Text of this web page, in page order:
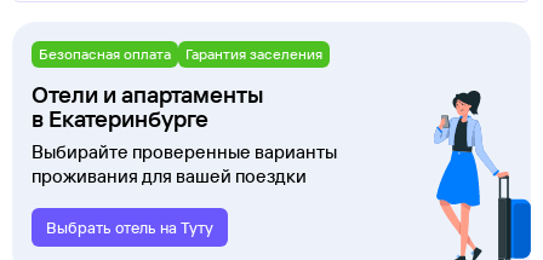
Безопасная оплата Гарантия заселения
Отели и апартаменты
в Екатеринбурге
Выбирайте проверенные варианты
проживания для вашей поездки
Выбрать отель на Туту